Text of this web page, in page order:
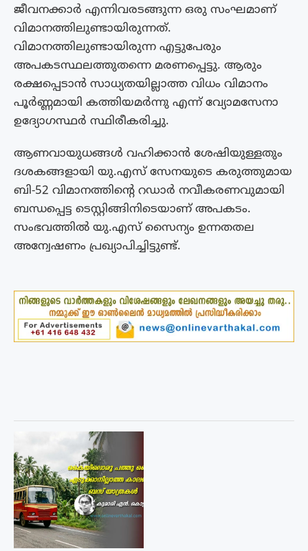
ജീവനക്കാർ എന്നിവരടങ്ങുന്ന ഒരു സംഘമാണ്
വിമാനത്തിലുണ്ടായിരുന്നത്.
വിമാനത്തിലുണ്ടായിരുന്ന എട്ടുപേരും
അപകടസ്ഥലത്തുതന്നെ മരണപ്പെട്ടു. ആരും
രക്ഷപ്പെടാൻ സാധ്യതയില്ലാത്ത വിധം വിമാനം
പൂർണ്ണമായി കത്തിയമർന്നു എന്ന് വ്യോമസേനാ
ഉദ്യോഗസ്ഥർ സ്ഥിരീകരിച്ചു.
ആണവായുധങ്ങൾ വഹിക്കാൻ ശേഷിയുള്ളതും
ദശകങ്ങളായി യു.എസ് സേനയുടെ കരുത്തുമായ
ബി-52 വിമാനത്തിന്റെ റഡാർ നവീകരണവുമായി
ബന്ധപ്പെട്ട ടെസ്റ്റിങ്ങിനിടെയാണ് അപകടം.
സംഭവത്തിൽ യു.എസ് സൈന്യം ഉന്നതതല
അന്വേഷണം പ്രഖ്യാപിച്ചിട്ടുണ്ട്.